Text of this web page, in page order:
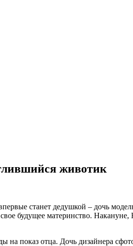
животик
станет дедушкой – дочь
будущее материнство.
показ отца. Дочь дизайнера